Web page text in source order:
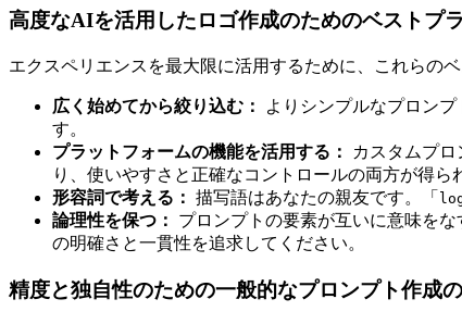
高度なAIを活用したロゴ作成のためのベストプ
エクスペリエンスを最大限に活用するために、これらの
広く始めてから絞り込む：
よりシンプルなプロン
す。
プラットフォームの機能を活用する：
カスタムプロ
り、使いやすさと正確なコントロールの両方が得ら
形容詞で考える： 描写語はあなたの親友です。「
論理性を保つ：
プロンプトの要素が互いに意味を
の明確さと一貫性を追求してください。
精度と独自性のための一般的なプロンプト作成